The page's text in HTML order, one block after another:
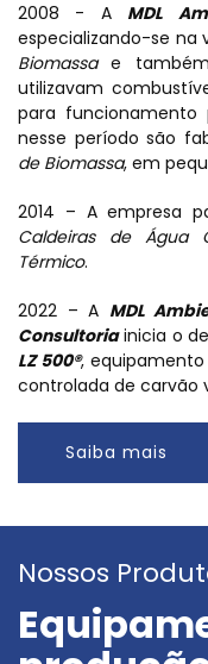
2008 - A MDL
especializando-se na
Biomassae também
utilizavam
para funcionamento
nesse período são
de Biomassa, em
2014 – A empresa
Caldeiras de Água
Térmico.
2022 – A MDL
Consultoriainicia o
LZ 500®,
controlada de carvão
Saiba mais
Nossos